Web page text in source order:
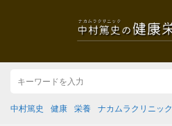
中村篤史 健康 栄養 ナカムラクリニック